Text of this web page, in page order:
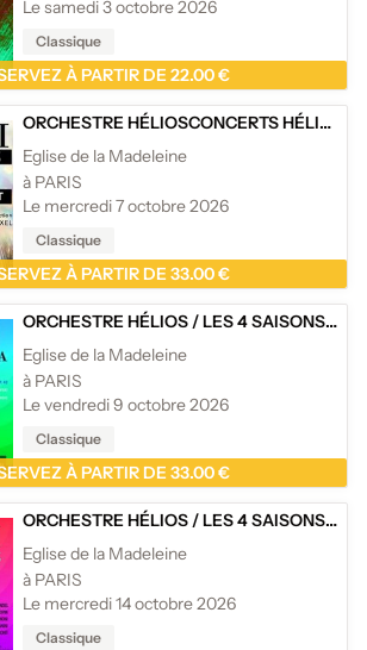
Le samedi 3 octobre 2026
Classique
À PARTIR DE 22.00 €
ORCHESTRE HÉLIOSCONCERTS HÉLIOS
Eglise de la Madeleine
à PARIS
Le mercredi 7 octobre 2026
Classique
À PARTIR DE 33.00 €
ORCHESTRE HÉLIOS /LES 4 SAISONS DE VIVALDI EXTRAITS, AVE MARIA - CONCERTO DE MENDELSSOHN - EGLISE DE LA MADELEINE
Eglise de la Madeleine
à PARIS
Le vendredi 9 octobre 2026
Classique
À PARTIR DE 33.00 €
ORCHESTRE HÉLIOS /LES 4 SAISONS DE VIVALDI, AVE MARIA ET CÉLÈBRES ADAGIOS - EGLISE DE LA MADELEINE, PARIS
Eglise de la Madeleine
à PARIS
Le mercredi 14 octobre 2026
Classique